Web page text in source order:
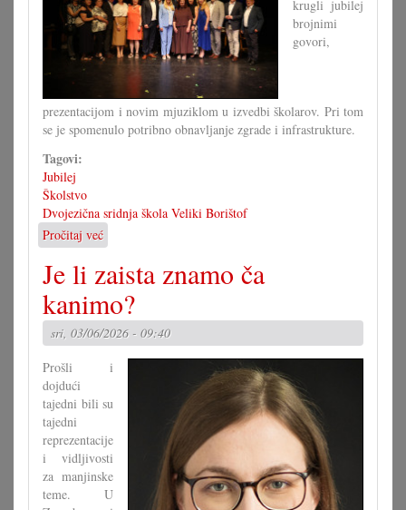
krugli jubilej
brojnimi
govori,
prezentacijom i novim mjuziklom u izvedbi školarov. Pri tom
se je spomenulo potribno obnavljanje zgrade i infrastrukture.
Tagovi:
Jubilej
Školstvo
Dvojezična sridnja škola Veliki Borištof
Pročitaj već
60
ljet
dvojezična
sridnja/glavna
škola
VB
Je li zaista znamo ča
kanimo?
sri, 03/06/2026 - 09:40
Prošli i
dojdući
tajedni bili su
tajedni
reprezentacije
i vidljivosti
za manjinske
teme. U